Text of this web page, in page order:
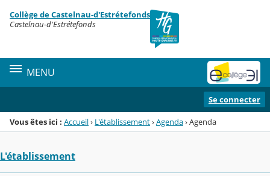
Menu de la rubrique
Contenu
Collège de Castelnau-d'Estrétefonds
Castelnau-d'Estrétefonds
MENU
Se connecter
Vous êtes ici : Accueil› L'établissement›Agenda›Agenda
L'établissement